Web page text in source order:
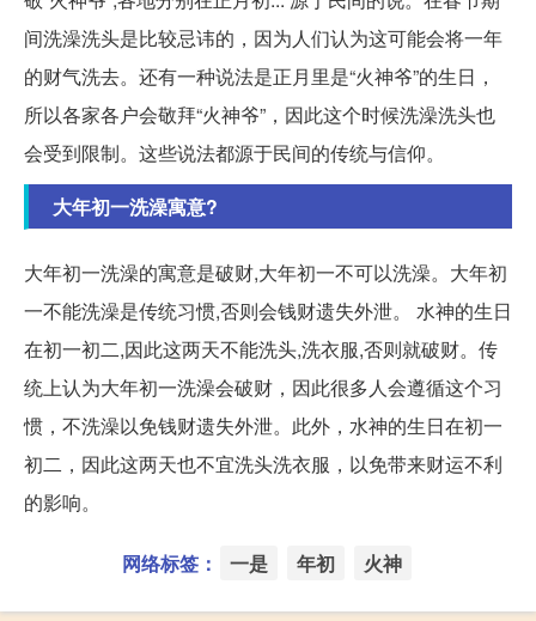
间洗澡洗头是比较忌讳的，因为人们认为这可能会将一年
的财气洗去。还有一种说法是正月里是“火神爷”的生日，
所以各家各户会敬拜“火神爷”，因此这个时候洗澡洗头也
会受到限制。这些说法都源于民间的传统与信仰。
大年初一洗澡寓意?
大年初一洗澡的寓意是破财,大年初一不可以洗澡。大年初
一不能洗澡是传统习惯,否则会钱财遗失外泄。 水神的生日
在初一初二,因此这两天不能洗头,洗衣服,否则就破财。传
统上认为大年初一洗澡会破财，因此很多人会遵循这个习
惯，不洗澡以免钱财遗失外泄。此外，水神的生日在初一
初二，因此这两天也不宜洗头洗衣服，以免带来财运不利
的影响。
网络标签： 一是 年初 火神